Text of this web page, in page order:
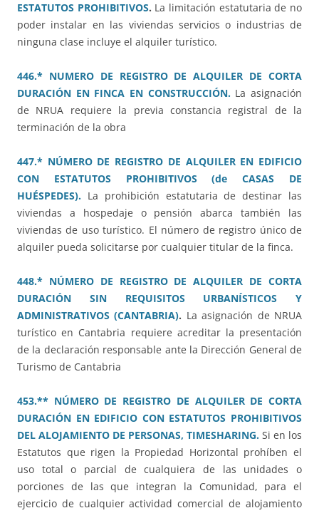
ESTATUTOS PROHIBITIVOS. La limitación estatutaria de no
poder instalar en las viviendas servicios o industrias de
ninguna clase incluye el alquiler turístico.
446.* NUMERO DE REGISTRO DE ALQUILER DE CORTA
DURACIÓN EN FINCA EN CONSTRUCCIÓN.La asignación
de NRUA requiere la previa constancia registral de la
terminación de la obra
447.* NÚMERO DE REGISTRO DE ALQUILER EN EDIFICIO
CON ESTATUTOS PROHIBITIVOS (de CASAS DE
HUÉSPEDES). La prohibición estatutaria de destinar las
viviendas a hospedaje o pensión abarca también las
viviendas de uso turístico. El número de registro único de
alquiler pueda solicitarse por cualquier titular de la finca.
448.* NÚMERO DE REGISTRO DE ALQUILER DE CORTA
DURACIÓN SIN REQUISITOS URBANÍSTICOS Y
ADMINISTRATIVOS (CANTABRIA). La asignación de NRUA
turístico en Cantabria requiere acreditar la presentación
de la declaración responsable ante la Dirección General de
Turismo de Cantabria
453.** NÚMERO DE REGISTRO DE ALQUILER DE CORTA
DURACIÓN EN EDIFICIO CON ESTATUTOS PROHIBITIVOS
DEL ALOJAMIENTO DE PERSONAS, TIMESHARING. Si en los
Estatutos que rigen la Propiedad Horizontal prohíben el
uso total o parcial de cualquiera de las unidades o
porciones de las que integran la Comunidad, para el
ejercicio de cualquier actividad comercial de alojamiento